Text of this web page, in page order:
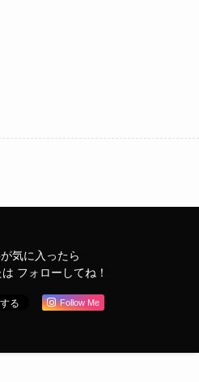
気に入ったら
フォローしてね！
Follow Me